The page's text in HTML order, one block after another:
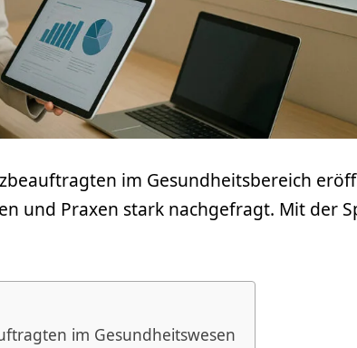
im Gesundheitsbereich
und Praxen stark nachgefragt. Mit der
im Gesundheitswesen